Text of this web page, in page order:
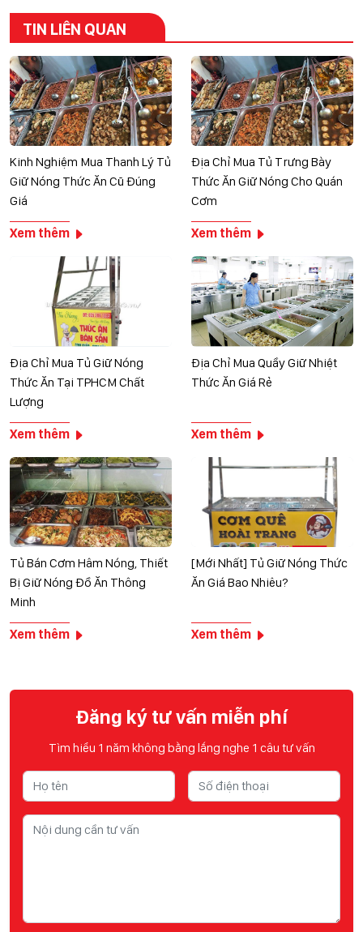
TIN LIÊN QUAN
Kinh Nghiệm Mua Thanh Lý Tủ
Giữ Nóng Thức Ăn Cũ Đúng
Giá
Xem thêm
Địa Chỉ Mua Tủ Trưng Bày
Thức Ăn Giữ Nóng Cho Quán
Cơm
Xem thêm
Địa Chỉ Mua Tủ Giữ Nóng
Thức Ăn Tại TPHCM Chất
Lượng
Xem thêm
Địa Chỉ Mua Quầy Giữ Nhiệt
Thức Ăn Giá Rẻ
Xem thêm
Tủ Bán Cơm Hâm Nóng, Thiết
Bị Giữ Nóng Đồ Ăn Thông
Minh
Xem thêm
[Mới Nhất] Tủ Giữ Nóng Thức
Ăn Giá Bao Nhiêu?
Xem thêm
Đăng ký tư vấn miễn phí
Tìm hiểu 1 năm không bằng lắng nghe 1 câu tư vấn